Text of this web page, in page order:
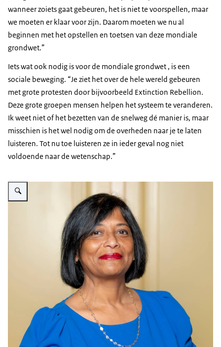
wanneer zoiets gaat gebeuren, het is niet te voorspellen, maar
we moeten er klaar voor zijn. Daarom moeten we nu al
beginnen met het opstellen en toetsen van deze mondiale
grondwet.”
Iets wat ook nodig is voor de mondiale grondwet , is een
sociale beweging. “Je ziet het over de hele wereld gebeuren
met grote protesten door bijvoorbeeld Extinction Rebellion.
Deze grote groepen mensen helpen het systeem te veranderen.
Ik weet niet of het bezetten van de snelweg dé manier is, maar
misschien is het wel nodig om de overheden naar je te laten
luisteren. Tot nu toe luisteren ze in ieder geval nog niet
voldoende naar de wetenschap.”
Vergroot afbeelding Joyeeta Gupta wint de Spinozaprijs 2023